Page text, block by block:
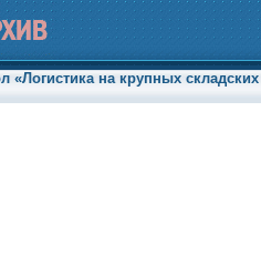
«Логистика на крупных